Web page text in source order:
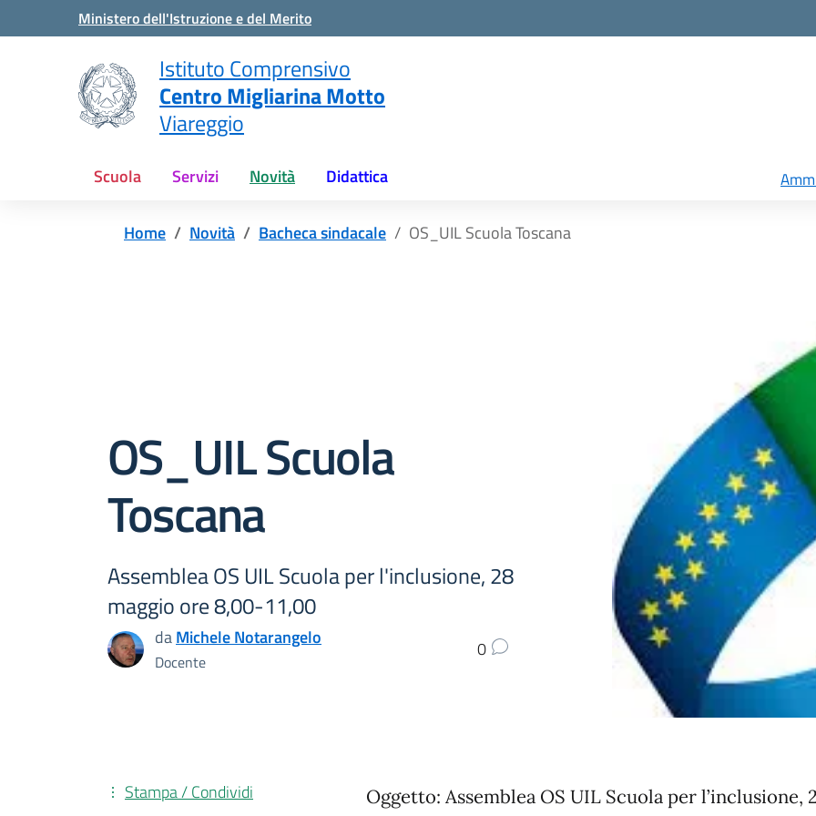
Vai ai contenuti
Vai al menu di navigazione
Ministero dell'Istruzione e del Merito
Istituto Comprensivo
Centro Migliarina Motto
Viareggio
Scuola Servizi Novità Didattica
Home Novità Bacheca sindacale OS_UIL Scuola Toscana
OS_UIL Scuola
Toscana
Assemblea OS UIL Scuola per l'inclusione, 28
maggio ore 8,00-11,00
daMichele Notarangelo
Docente
0
Oggetto: Assemblea OS UIL Scuola per l’inclusione,
Stampa / Condividi